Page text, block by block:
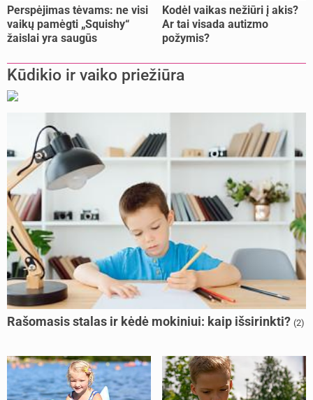
Perspėjimas tėvams: ne visi
vaikų pamėgti „Squishy“
žaislai yra saugūs
Kodėl vaikas nežiūri į akis?
Ar tai visada autizmo
požymis?
Kūdikio ir vaiko priežiūra
Rašomasis stalas ir kėdė mokiniui: kaip išsirinkti? (2)